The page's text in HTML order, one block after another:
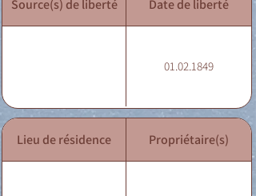
Source(s) de liberté Date de liberté
01.02.1849
Lieu de résidence Propriétaire(s)